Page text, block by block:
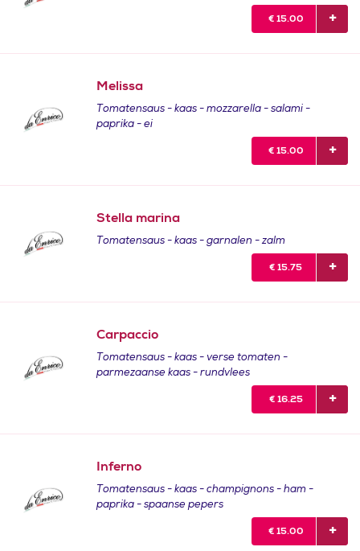
€ 15.00
Melissa
Tomatensaus - kaas - mozzarella - salami -
paprika - ei
€ 15.00
Stella marina
Tomatensaus - kaas - garnalen - zalm
€ 15.75
Carpaccio
Tomatensaus - kaas - verse tomaten -
parmezaanse kaas - rundvlees
€ 16.25
Inferno
Tomatensaus - kaas - champignons - ham -
paprika - spaanse pepers
€ 15.00